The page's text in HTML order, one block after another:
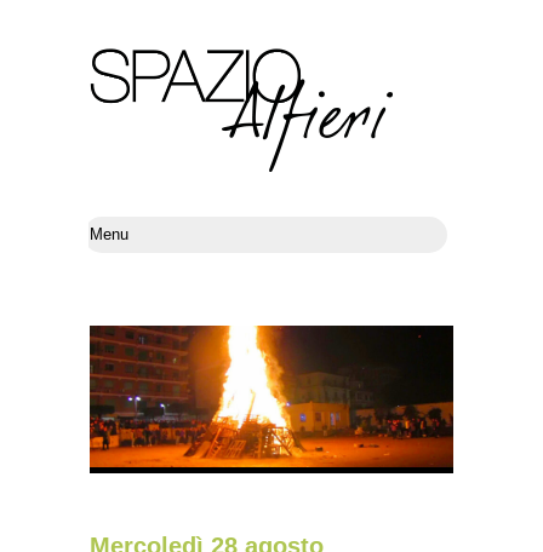
Mercoledì 28 agosto